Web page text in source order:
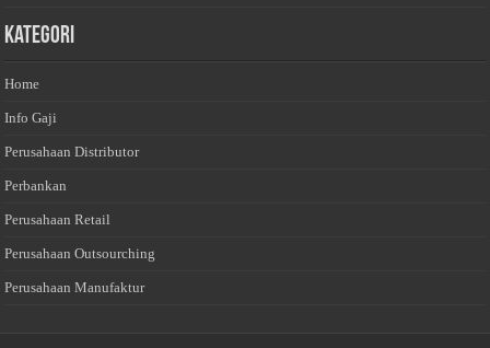
Kategori
Home
Info Gaji
Perusahaan Distributor
Perbankan
Perusahaan Retail
Perusahaan Outsourching
Perusahaan Manufaktur